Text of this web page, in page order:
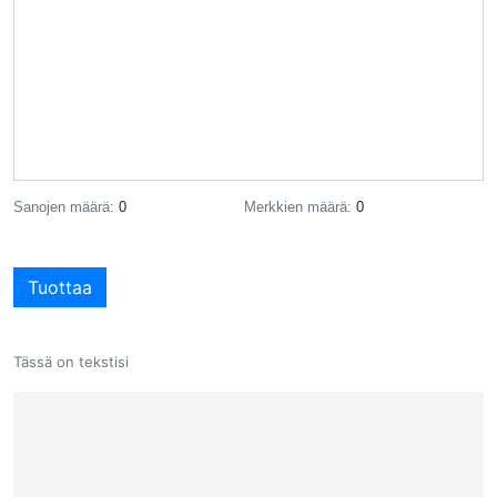
Sanojen määrä: 0 Merkkien määrä: 0
Tässä on tekstisi
Tuottaa